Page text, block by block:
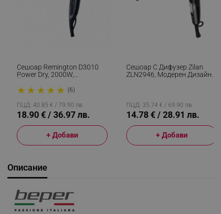
Сешоар Remington D3010
Power Dry, 2000W,
Скорости, Eco Функция,
Черен
★ ★ ★ ★ ★ (6)
ПЦД: 40.85 € / 79.90 лв.
18.90 € / 36.97 лв.
+ Добави
Сешоар С Дифузер Zilan
ZLN2946, Модерен Дизайн,
ПЦД: 35.74 € / 69.90 лв.
14.78 € / 28.91 лв.
+ Добави
Описание